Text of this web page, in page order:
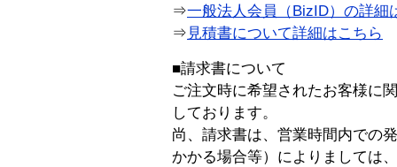
⇒一般法人会員（BizID）の詳細
⇒ 見積書について詳細はこちら
■請求書について
ご注文時に希望されたお客様に
しております。
尚、請求書は、営業時間内での
かかる場合等）によりましては